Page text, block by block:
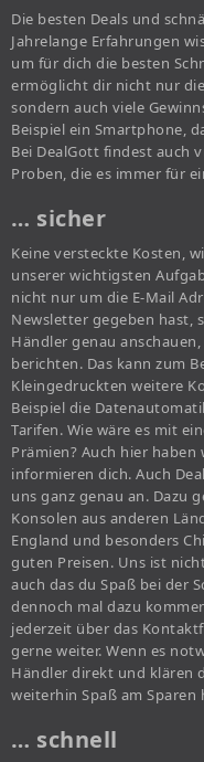
Die besten Deals und
Jahrelange Erfahrungen
um für dich die besten
ermöglicht dir nicht nur
sondern auch viele
Beispiel ein Smartphone,
Bei DealGott findest auch
Proben, die es immer für
… sicher
Keine versteckte Kosten,
unserer wichtigsten
nicht nur um die E-Mail
Newsletter gegeben hast,
Händler genau
berichten. Das kann zum
Kleingedruckten weitere
Beispiel die
Tarifen. Wie wäre es mit
Prämien? Auch hier
informieren dich. Auch
uns ganz genau an. Dazu
Konsolen aus anderen
England und besonders
guten Preisen. Uns ist
auch das du Spaß bei der
dennoch mal dazu
jederzeit über das
gerne weiter. Wenn es
Händler direkt und klären
weiterhin Spaß am Sparen
… schnell